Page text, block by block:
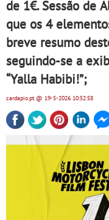
de 1€. Sessão de
que os 4
breve resumo
seguindo-se a
“Yalla Habibi!”;
cardapio.pt@ 19-5-2026 10:52:58